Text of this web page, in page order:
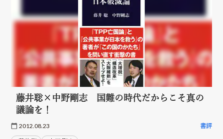
藤井聡×中野剛志 国難の時代だからこそ真の
議論を！
2012.08.23 書評